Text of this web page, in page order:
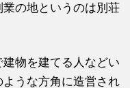
の地というのは別荘
物を建てる人などい
うな方角に造営され